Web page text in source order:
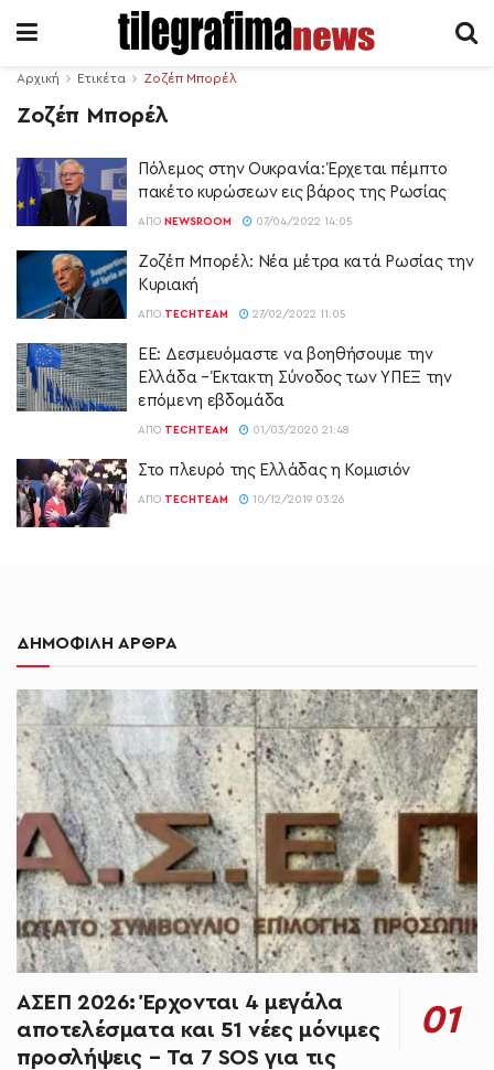
Αρχική Ετικέτα Ζοζέπ Μπορέλ
Ζοζέπ Μπορέλ
Πόλεμος στην Ουκρανία: Έρχεται πέμπτο
πακέτο κυρώσεων εις βάρος της Ρωσίας
ΑΠΌ NEWSROOM 07/04/2022 14:05
Ζοζέπ Μπορέλ: Νέα μέτρα κατά Ρωσίας την
Κυριακή
ΑΠΌ TECHTEAM 27/02/2022 11:05
ΕΕ: Δεσμευόμαστε να βοηθήσουμε την
Ελλάδα – Έκτακτη Σύνοδος των ΥΠΕΞ την
επόμενη εβδομάδα
ΑΠΌ TECHTEAM 01/03/2020 21:48
Στο πλευρό της Ελλάδας η Κομισιόν
ΑΠΌ TECHTEAM 10/12/2019 03:26
ΔΗΜΟΦΙΛΗ ΑΡΘΡΑ
ΑΣΕΠ 2026: Έρχονται 4 μεγάλα
αποτελέσματα και 51 νέες μόνιμες
προσλήψεις – Τα 7 SOS για τις